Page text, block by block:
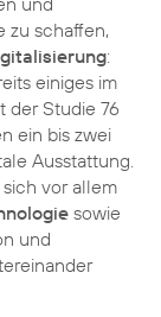
zu schaffen,
:
einiges im
der Studie 76
ein bis zwei
Ausstattung.
vor allem
sowie
und